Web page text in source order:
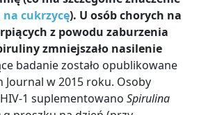
na cukrzycę). U osób chorych na
z powodu zaburzenia
zmniejszało nasilenie
badanie zostało opublikowane
Journal w 2015 roku. Osoby
1 suplementowano Spirulina